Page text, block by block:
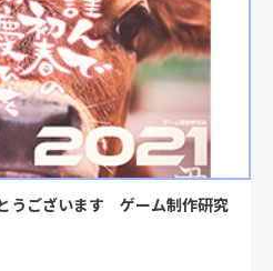
うございます ゲーム制作研究